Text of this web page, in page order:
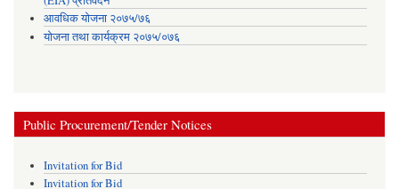
आवधिक योजना २०७५/७६
योजना तथा कार्यक्रम २०७५/०७६
Public Procurement/Tender Notices
Invitation for Bid
Invitation for Bid